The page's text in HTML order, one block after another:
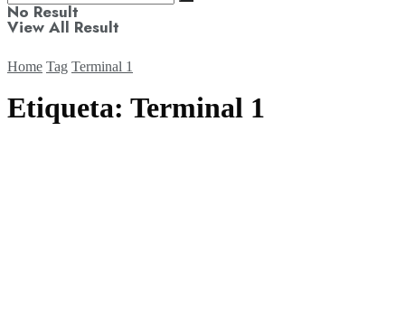
No Result
View All Result
Home Tag Terminal 1
Etiqueta: Terminal 1